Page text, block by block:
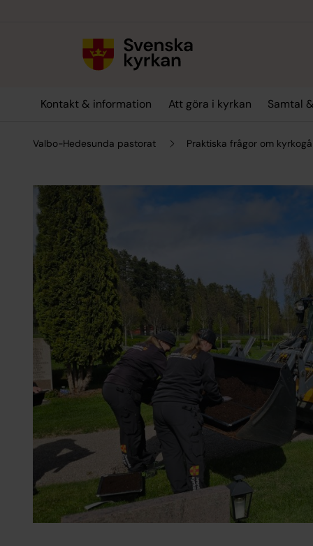
Kontakt & information Att göra i kyrkan Samtal
Valbo-Hedesunda pastorat Praktiska frågor om